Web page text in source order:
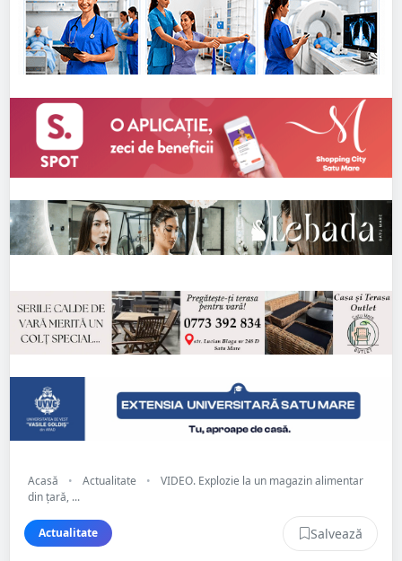
Acasă • Actualitate •
VIDEO. Explozie la un magazin alimentar
din țară, ...
Actualitate Salvează